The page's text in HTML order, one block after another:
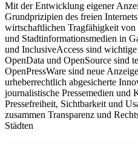
Mit der Entwicklung eigener
Grundprizipien des freien
wirtschaftlichen Tragfähigkeit von
und Stadtinformationsmedien in
und InclusiveAccess sind
OpenData und OpenSource sind
OpenPressWare sind neue
urheberrechtlich abgesicherte
journalistische Pressemedien und
Pressefreiheit, Sichtbarkeit und
zusammen Transparenz und
Städten